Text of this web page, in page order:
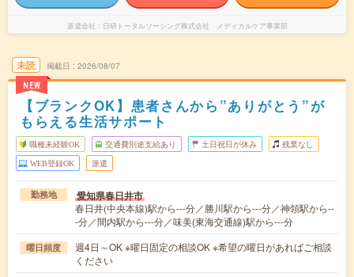
派遣会社 日研トータルソーシング株式会社 メディカルケア事業部
未読
NEW
掲載日 2026/08/07
【ブランクOK】患者さんから”ありがとう”が
もらえる生活サポート
職種未経験OK 交通費別途支給あり 土日祝日が休み 残業なし
WEB登録OK 派遣
勤務地 愛知県春日井市
春日井(中央本線)駅から---分／勝川駅から---分／神領駅から--
-分／間内駅から---分／味美(東海交通線)駅から---分
曜日頻度
週4日～OK ※曜日固定の相談OK ※希望の曜日があればご相談
ください